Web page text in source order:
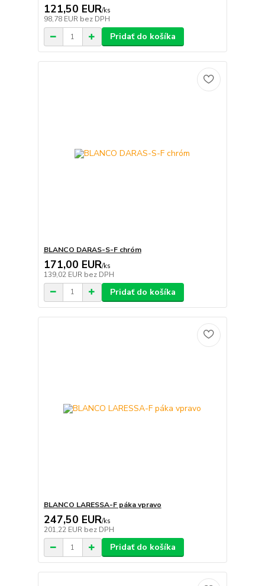
121,50 EUR/ks
98,78 EUR bez DPH
Pridať do košíka
BLANCO DARAS-S-F chróm
171,00 EUR/ks
139,02 EUR bez DPH
Pridať do košíka
BLANCO LARESSA-F páka vpravo
247,50 EUR/ks
201,22 EUR bez DPH
Pridať do košíka